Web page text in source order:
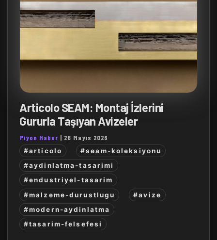
Articolo SEAM: Montaj İzlerini
Gururla Taşıyan Avizeler
Piyon Haber | 28 Mayıs 2026
#articolo
#seam-koleksiyonu
#aydinlatma-tasarimi
#endustriyel-tasarim
#malzeme-durustlugu
#avize
#modern-aydinlatma
#tasarim-felsefesi